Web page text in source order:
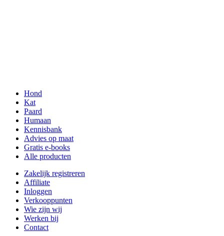
Hond
Kat
Paard
Humaan
Kennisbank
Advies op maat
Gratis e-books
Alle producten
Zakelijk registreren
Affiliate
Inloggen
Verkooppunten
Wie zijn wij
Werken bij
Contact